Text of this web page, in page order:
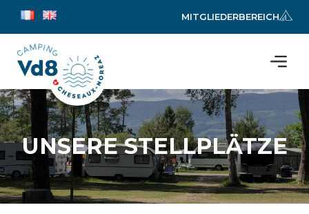
MITGLIEDERBEREICH
UNSERE STELLPLÄTZE